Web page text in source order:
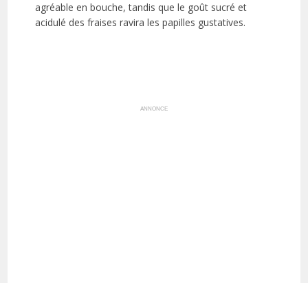
agréable en bouche, tandis que le goût sucré et
acidulé des fraises ravira les papilles gustatives.
ANNONCE